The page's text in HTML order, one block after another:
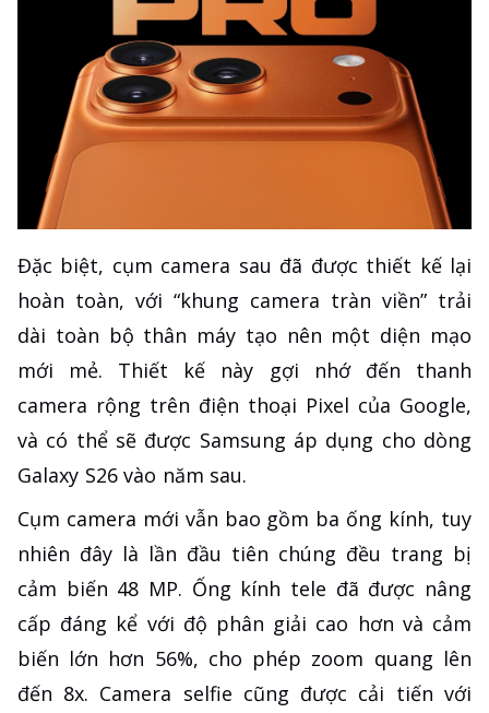
Đặc biệt, cụm camera sau đã được thiết kế lại
hoàn toàn, với “khung camera tràn viền” trải
dài toàn bộ thân máy tạo nên một diện mạo
mới mẻ. Thiết kế này gợi nhớ đến thanh
camera rộng trên điện thoại Pixel của Google,
và có thể sẽ được Samsung áp dụng cho dòng
Galaxy S26 vào năm sau.
Cụm camera mới vẫn bao gồm ba ống kính, tuy
nhiên đây là lần đầu tiên chúng đều trang bị
cảm biến 48 MP. Ống kính tele đã được nâng
cấp đáng kể với độ phân giải cao hơn và cảm
biến lớn hơn 56%, cho phép zoom quang lên
đến 8x. Camera selfie cũng được cải tiến với